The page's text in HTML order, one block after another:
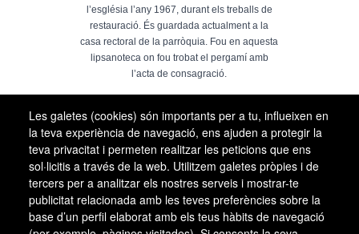
l’església l’any 1967, durant els treballs de
restauració. És guardada actualment a la
casa rectoral de la parròquia. Fou en aquesta
lipsanoteca on fou trobat el pergamí amb
l’acta de consagració.
una altra lipsanoteca (lipsanoteca núm. 3), que també fou
trobada l’any 1967 en ésser desmuntat l’altar barroc,
durant els treballs de restauració duts a terme al temple.
Aquesta lipsanoteca és totalment diferent de les anteriors.
Consisteix en un pot de fusta de forma cilíndrica, bé que
Les galetes (cookies) són importants per a tu, influeixen en
la teva experiència de navegació, ens ajuden a protegir la
teva privacitat i permeten realitzar les peticions que ens
sol·licitis a través de la web. Utilitzem galetes pròpies i de
tercers per a analitzar els nostres serveis i mostrar-te
publicitat relacionada amb les teves preferències sobre la
base d’un perfil elaborat amb els teus hàbits de navegació